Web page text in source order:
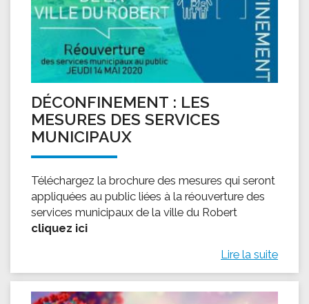
DÉCONFINEMENT : LES
MESURES DES SERVICES
MUNICIPAUX
Téléchargez la brochure des mesures qui seront
appliquées au public liées à la réouverture des
services municipaux de la ville du Robert
cliquez ici
Lire la suite